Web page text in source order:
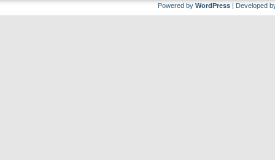
Powered by WordPress | Developed